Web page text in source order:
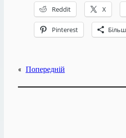
Reddit X
Pinterest
« Попередній